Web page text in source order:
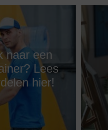
naar een
Lees
hier!